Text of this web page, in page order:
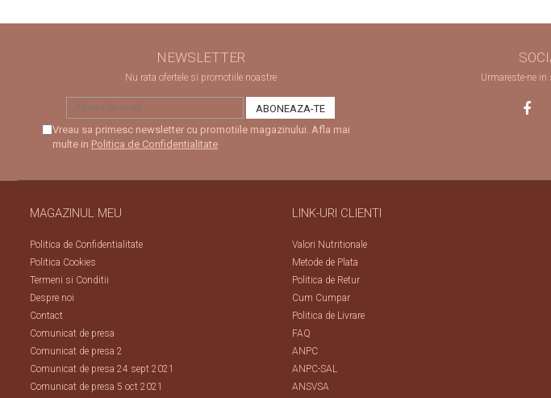
NEWSLETTER
Nu rata ofertele si promotiile noastre
Vreau sa primesc newsletter cu promotiile magazinului. Afla mai
multe in Politica de Confidentialitate
Urmareste-ne in
MAGAZINUL MEU
Politica de Confidentialitate
Politica Cookies
Termeni si Conditii
Despre noi
Contact
Comunicat de presa
Comunicat de presa 2
Comunicat de presa 24 sept 2021
Comunicat de presa 5 oct 2021
LINK-URI CLIENTI
Valori Nutritionale
Metode de Plata
Politica de Retur
Cum Cumpar
Politica de Livrare
FAQ
ANPC
ANPC-SAL
ANSVSA